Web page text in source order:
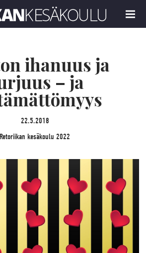
MENU
ihanuus ja
– ja
22.5.2018
Retoriikan kesäkoulu 2022